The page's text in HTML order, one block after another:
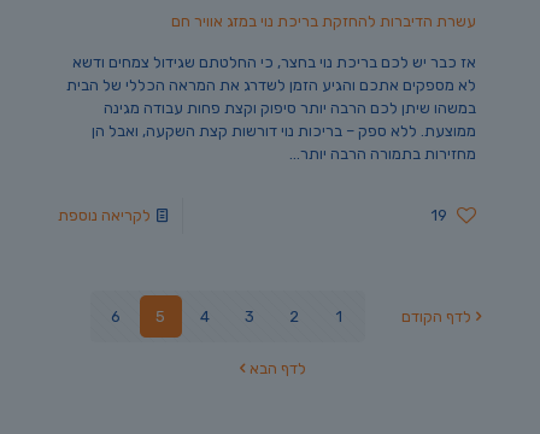
עשרת הדיברות להחזקת בריכת נוי במזג אוויר חם
אז כבר יש לכם בריכת נוי בחצר, כי החלטתם שגידול צמחים ודשא
לא מספקים אתכם והגיע הזמן לשדרג את המראה הכללי של הבית
במשהו שיתן לכם הרבה יותר סיפוק וקצת פחות עבודה מגינה
ממוצעת. ללא ספק – בריכות נוי דורשות קצת השקעה, ואבל הן
מחזירות בתמורה הרבה יותר…
19 לקריאה נוספת
לדף הקודם 1
2
3
4
5
6
לדף הבא